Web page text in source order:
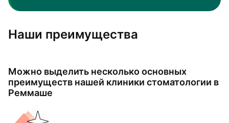
Наши преимущества
Можно выделить несколько основных
преимуществ нашей клиники стоматологии в
Реммаше